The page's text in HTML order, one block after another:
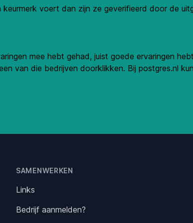
voert dan zijn ze geverifieerd door de
mee hebt gehad, juist goede ervaringen
van die bedrijven doorklikken. Bij postgres.nl
SAMENWERKEN
Links
Bedrijf aanmelden?